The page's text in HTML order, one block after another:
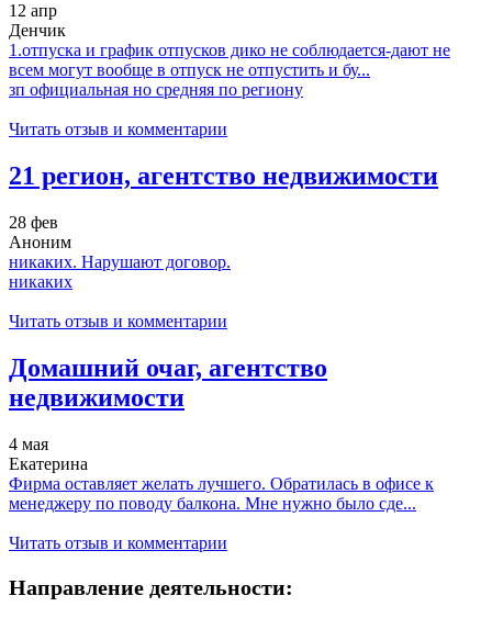
12 апр
Денчик
1.отпуска и график отпусков дико не соблюдается-дают не
всем могут вообще в отпуск не отпустить и бу...
зп официальная но средняя по региону
Читать отзыв и комментарии
21 регион, агентство недвижимости
28 фев
Аноним
никаких. Нарушают договор.
никаких
Читать отзыв и комментарии
Домашний очаг, агентство
недвижимости
4 мая
Екатерина
Фирма оставляет желать лучшего. Обратилась в офисе к
менеджеру по поводу балкона. Мне нужно было сде...
Читать отзыв и комментарии
Направление деятельности: